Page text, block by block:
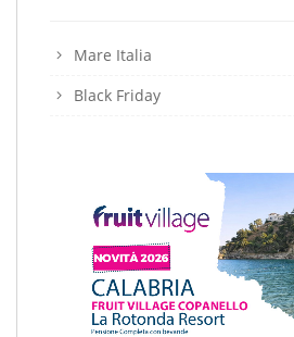
Mare Italia
Black Friday